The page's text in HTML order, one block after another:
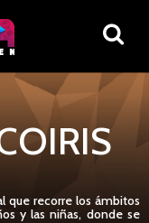
que recorre los ámbitos
y las niñas, donde se